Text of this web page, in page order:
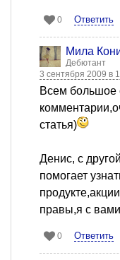
0 Ответить
Мила
Дебютант
3 сентября 2009 в
Всем большое
статья)
Денис, с
помогает
правы,я с
0 Ответить